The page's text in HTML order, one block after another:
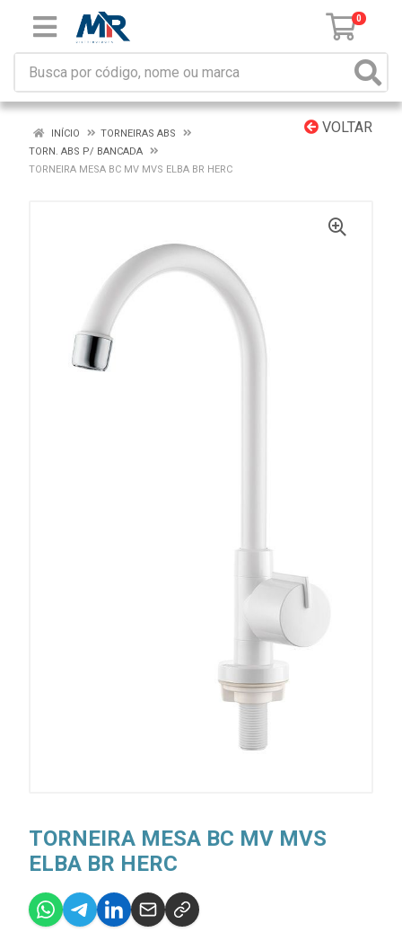
0
VOLTAR
INÍCIO
TORNEIRAS ABS
TORN. ABS P/ BANCADA
TORNEIRA MESA BC MV MVS ELBA BR HERC
TORNEIRA MESA BC MV MVS
ELBA BR HERC